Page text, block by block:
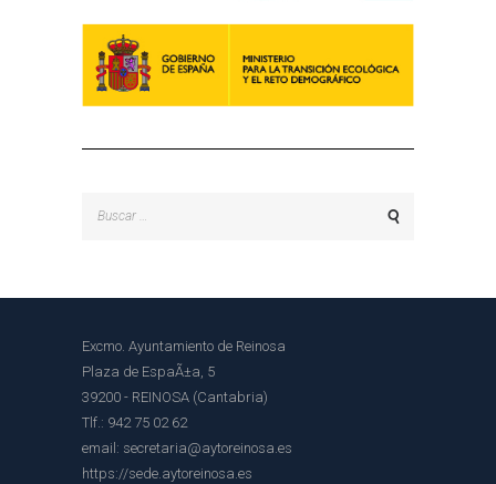
Excmo. Ayuntamiento de Reinosa
Plaza de EspaÃ±a, 5
39200 - REINOSA (Cantabria)
Tlf.: 942 75 02 62
email: secretaria@aytoreinosa.es
https://sede.aytoreinosa.es